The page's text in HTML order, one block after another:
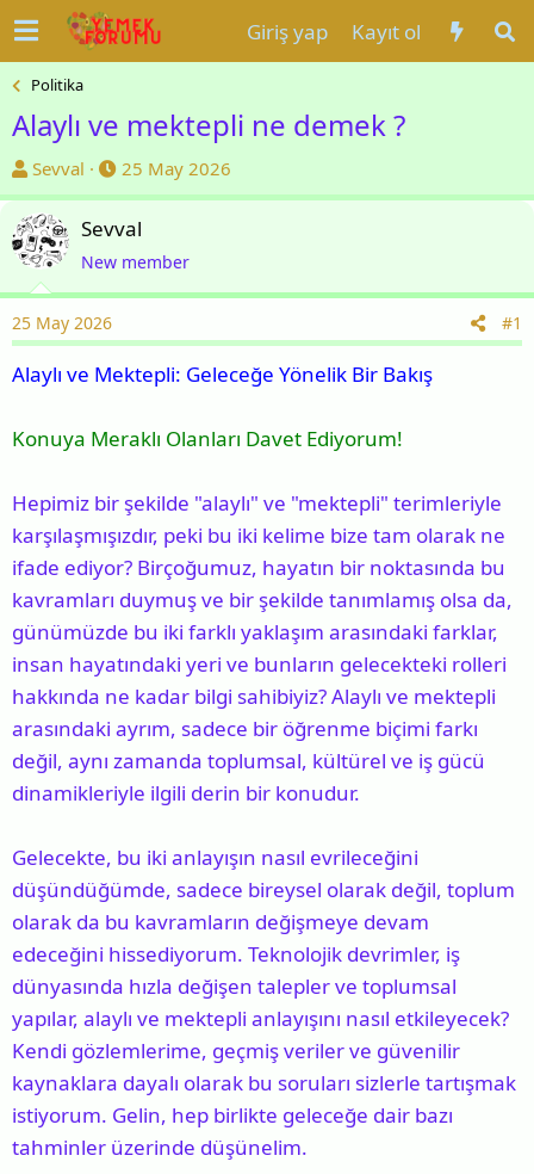
Giriş yap Kayıt ol
Politika
Alaylı ve mektepli ne demek ?
K
o
n
u
y
b
a
a
a
n
Sevval
B
a
ş
l
g
ı
a
h
i
25 May 2026
Sevval
New member
25 May 2026 #1
Alaylı ve Mektepli: Geleceğe Yönelik Bir Bakış
Konuya Meraklı Olanları Davet Ediyorum!
Hepimiz bir şekilde "alaylı" ve "mektepli" terimleriyle
karşılaşmışızdır, peki bu iki kelime bize tam olarak ne
ifade ediyor? Birçoğumuz, hayatın bir noktasında bu
kavramları duymuş ve bir şekilde tanımlamış olsa da,
günümüzde bu iki farklı yaklaşım arasındaki farklar,
insan hayatındaki yeri ve bunların gelecekteki rolleri
hakkında ne kadar bilgi sahibiyiz? Alaylı ve mektepli
arasındaki ayrım, sadece bir öğrenme biçimi farkı
değil, aynı zamanda toplumsal, kültürel ve iş gücü
dinamikleriyle ilgili derin bir konudur.
Gelecekte, bu iki anlayışın nasıl evrileceğini
düşündüğümde, sadece bireysel olarak değil, toplum
olarak da bu kavramların değişmeye devam
edeceğini hissediyorum. Teknolojik devrimler, iş
dünyasında hızla değişen talepler ve toplumsal
yapılar, alaylı ve mektepli anlayışını nasıl etkileyecek?
Kendi gözlemlerime, geçmiş veriler ve güvenilir
kaynaklara dayalı olarak bu soruları sizlerle tartışmak
istiyorum. Gelin, hep birlikte geleceğe dair bazı
tahminler üzerinde düşünelim.